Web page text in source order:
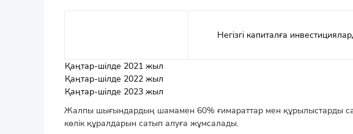
Негізгі капиталға
Қаңтар-шілде 2021 жыл
Қаңтар-шілде 2022 жыл
Қаңтар-шілде 2023 жыл
Жалпы шығындардың шамамен 60% ғимараттар мен құрылыстарды
көлік құралдарын сатып алуға жұмсалады.